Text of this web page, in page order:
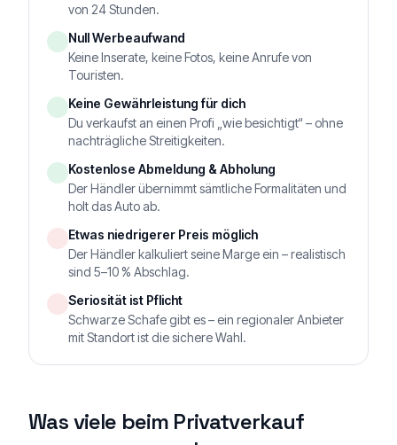
von 24 Stunden.
Null Werbeaufwand
Keine Inserate, keine Fotos, keine Anrufe von
Touristen.
Keine Gewährleistung für dich
Du verkaufst an einen Profi „wie besichtigt“ – ohne
nachträgliche Streitigkeiten.
Kostenlose Abmeldung & Abholung
Der Händler übernimmt sämtliche Formalitäten und
holt das Auto ab.
Etwas niedrigerer Preis möglich
Der Händler kalkuliert seine Marge ein – realistisch
sind 5–10 % Abschlag.
Seriosität ist Pflicht
Schwarze Schafe gibt es – ein regionaler Anbieter
mit Standort ist die sichere Wahl.
Was viele beim Privatverkauf